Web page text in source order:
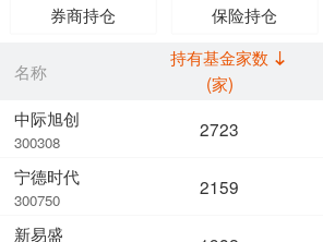
券商持仓 保险持仓
名称
中际旭创
300308
宁德时代
300750
新易盛
持有基金家数
(家)
2723
2159